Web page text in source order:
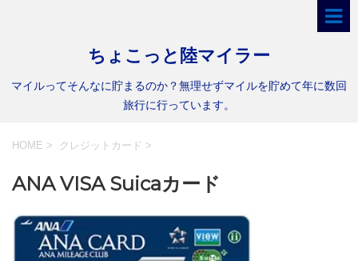
ちょこっと陸マイラー
マイルってそんなに貯まるのか？無理せずマイルを貯めて年に数回
旅行に行っています。
HOME > クレジットカード >
ANA VISA Suicaカード